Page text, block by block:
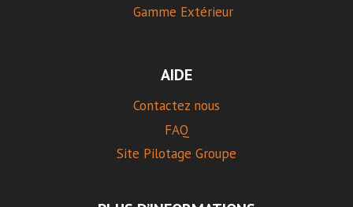
Gamme Extérieur
AIDE
Contactez nous
FAQ
Site Pilotage Groupe